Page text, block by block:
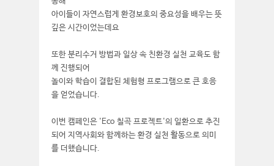
아이들이 자연스럽게 환경보호의 중요성을 배우는 뜻
깊은 시간이었는데요
또한 분리수거 방법과 일상 속 친환경 실천 교육도 함
께 진행되어
놀이와 학습이 결합된 체험형 프로그램으로 큰 호응
을 얻었습니다.
이번 캠페인은 'Eco 칠곡 프로젝트'의 일환으로 추진
되어 지역사회와 함께하는 환경 실천 활동으로 의미
를 더했습니다.